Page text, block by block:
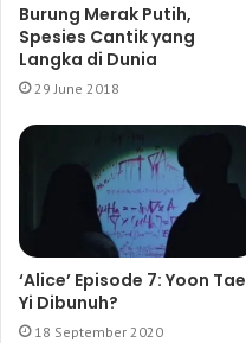
Burung Merak Putih,
Spesies Cantik yang
Langka di Dunia
29 June 2018
‘Alice’ Episode 7: Yoon Tae
Yi Dibunuh?
18 September 2020